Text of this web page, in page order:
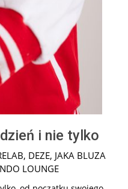
i nie tylko
, DEZE, JAKA BLUZA
LOUNGE